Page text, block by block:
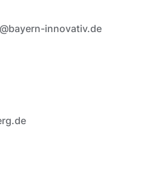
innovativ.de